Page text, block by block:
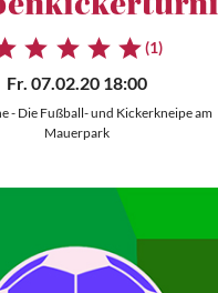
(1)
Fr. 07.02.20 18:00
- Die Fußball- und Kickerkneipe am
Mauerpark